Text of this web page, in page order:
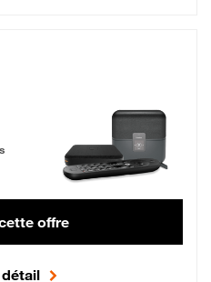
42,99 € par mois, Engagement 12 mois
offre
détail